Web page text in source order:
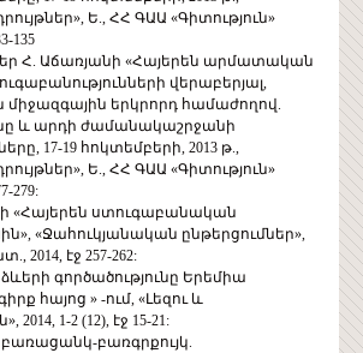
Ե., ՀՀ ԳԱԱ «Գիտություն»
135
Հ. Աճառյանի «Հայերեն արմատական
վերաբերյալ,
երկրորդ համաժողով.
և արդի ժամանակաշրջանի
17-19 հոկտեմբերի, 2013 թ.,
Ե., ՀՀ ԳԱԱ «Գիտություն»
279:
«Հայերեն ստուգաբանական
«Ջահուկյանական ընթերցումներ»,
2014, էջ 257-262:
գործածությունը Երեմիա
հայոց » -ում, «Լեզու և
2014, 1-2 (12), էջ 15-21:
բառացանկ-բառգրքույկ.